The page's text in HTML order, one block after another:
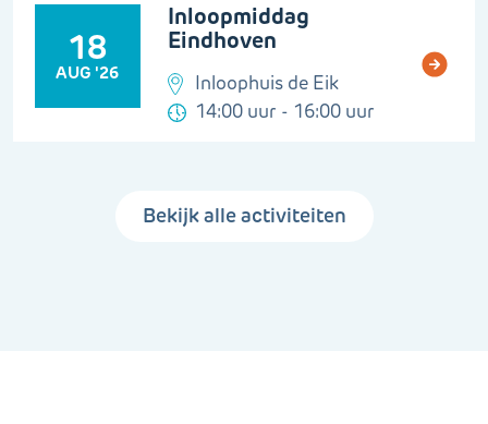
18
AUG '26
Inloopmiddag
Eindhoven
Inloophuis de Eik
14:00 uur - 16:00 uur
Bekijk alle activiteiten